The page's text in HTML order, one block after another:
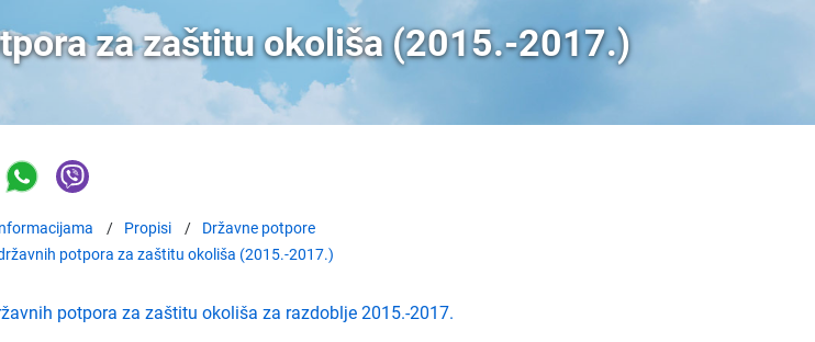
za zaštitu okoliša (2015.-2017.)
Propisi
Državne potpore
potpora za zaštitu okoliša (2015.-2017.)
potpora za zaštitu okoliša za razdoblje 2015.-2017.